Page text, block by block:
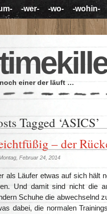
-wer- -wo- -wohin-
einer der läuft …
Tagged ‘ASICS’
– der
Februar 24, 2014
als Läufer etwas auf sich hält
Und damit sind nicht die
Schuhe die abwechselnd
dabei, die normalen